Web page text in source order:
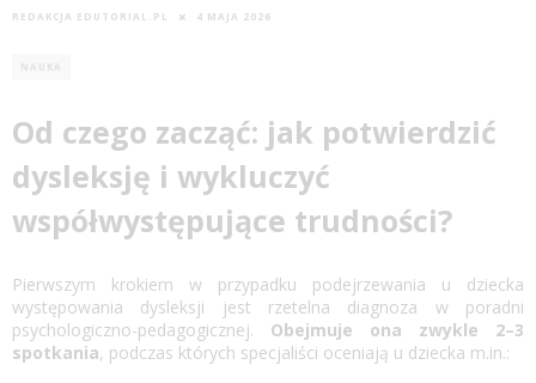
REDAKCJA EDUTORIAL.PL 4 MAJA 2026
NAUKA
Od czego zacząć: jak potwierdzić
dysleksję i wykluczyć
współwystępujące trudności?
Pierwszym krokiem w przypadku podejrzewania u dziecka
występowania dysleksji jest rzetelna diagnoza w poradni
psychologiczno-pedagogicznej. Obejmuje ona zwykle 2–3
spotkania, podczas których specjaliści oceniają u dziecka m.in.: